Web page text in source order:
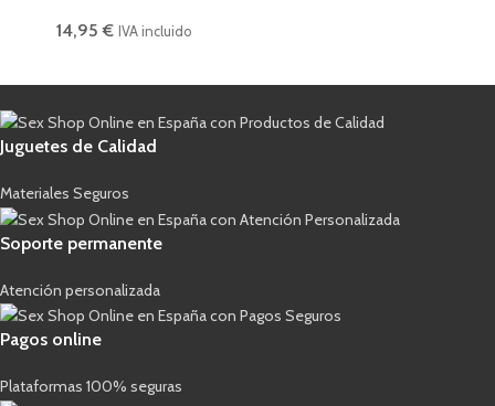
14,95€ IVA incluido
Juguetes de Calidad
Materiales Seguros
Soporte permanente
Atención personalizada
Pagos online
Plataformas 100% seguras